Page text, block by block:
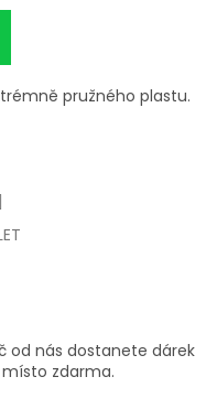
pružného plastu.
od nás dostanete dárek
zdarma.